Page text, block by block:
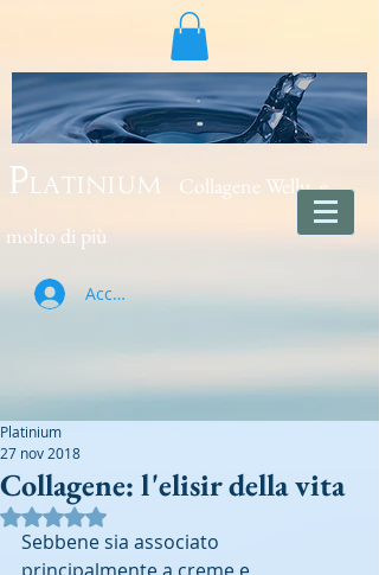
Platinium
Collagene Wellu e
molto di più
Accedi
Collagene: l'elisir della vita
Platinium
27 nov 2018
Valutazione NaN stelle su 5.
Sebbene sia associato